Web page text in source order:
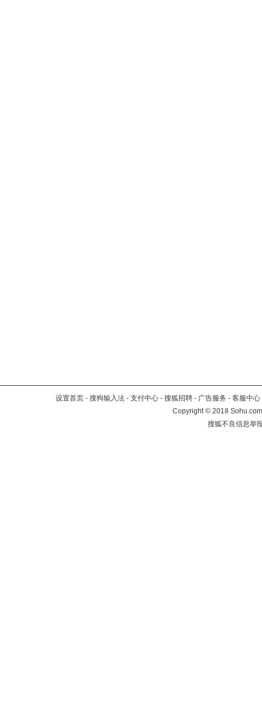
设置首页 - 搜狗输入法 - 支付中心 - 搜狐招聘 - 广告服务 - 客服中心
Copyright©2018
搜狐不良信息举